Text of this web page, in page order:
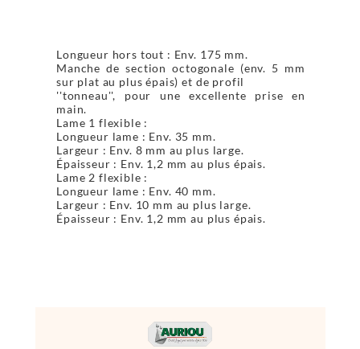
Longueur hors tout : Env. 175 mm.
Manche de section octogonale (env. 5 mm
sur plat au plus épais) et de profil
''tonneau'', pour une excellente prise en
main.
Lame 1 flexible :
Longueur lame : Env. 35 mm.
Largeur : Env. 8 mm au plus large.
Épaisseur : Env. 1,2 mm au plus épais.
Lame 2 flexible :
Longueur lame : Env. 40 mm.
Largeur : Env. 10 mm au plus large.
Épaisseur : Env. 1,2 mm au plus épais.